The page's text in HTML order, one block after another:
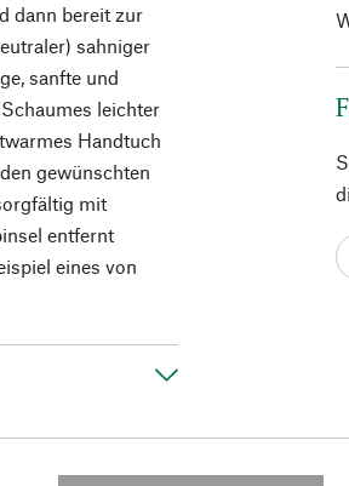
dann bereit zur
sahniger
sanfte und
leichter
Handtuch
gewünschten
mit
entfernt
eines von